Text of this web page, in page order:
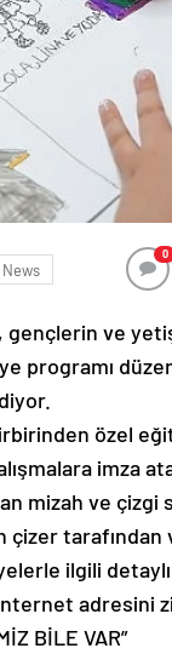
News
0
gençlerin ve
programı
özel
imza
mizah ve
tarafından
ilgili
adresini
BİLE VAR”